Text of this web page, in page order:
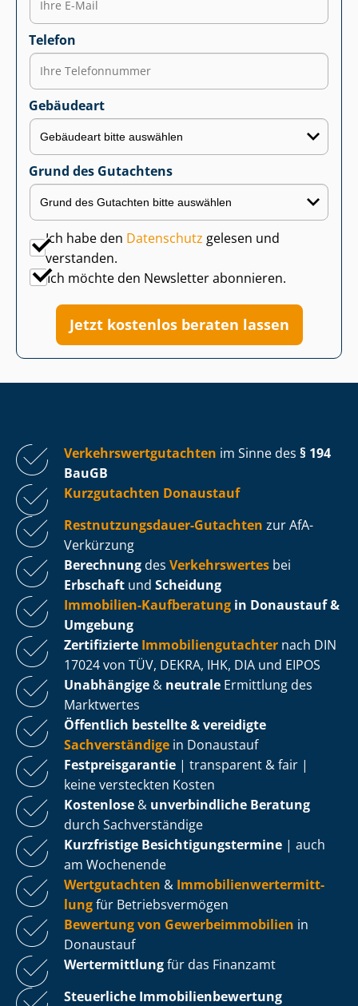
Telefon
Gebäudeart
Grund des Gutachtens
Ich habe den Datenschutz gelesen und
verstanden.
Ich möchte den Newsletter abonnieren.
Jetzt kostenlos beraten lassen
Ver­kehrs­wert­gut­ach­ten im Sinne des § 194
BauGB
Kurzgutachten Donaustauf
Rest­nut­zungs­dau­er-Gutachten zur AfA-
Verkürzung
Berechnung des Verkehrswertes bei
Erbschaft und Scheidung
Immobilien-Kaufberatung in Donaustauf &
Umgebung
Zertifizierte Im­mo­bi­li­en­gut­ach­ter nach DIN
17024 von TÜV, DEKRA, IHK, DIA und EIPOS
Unabhängige & neutrale Ermittlung des
Marktwertes
Öffentlich bestellte & vereidigte
Sachverständige in Donaustauf
Fest­preis­ga­ran­tie | transparent & fair |
keine versteckten Kosten
Kostenlose & unverbindliche Beratung
durch Sachverständige
Kurzfristige Be­sich­ti­gungs­ter­mi­ne | auch
am Wochenende
Wertgutachten & Im­mo­bi­li­en­wert­ermitt­
lungfür Be­triebs­ver­mö­gen
Bewertung von Ge­wer­be­im­mo­bi­li­en in
Donaustauf
Wertermittlungfür das Finanzamt
Steuerliche Im­mo­bi­li­en­be­wer­tung